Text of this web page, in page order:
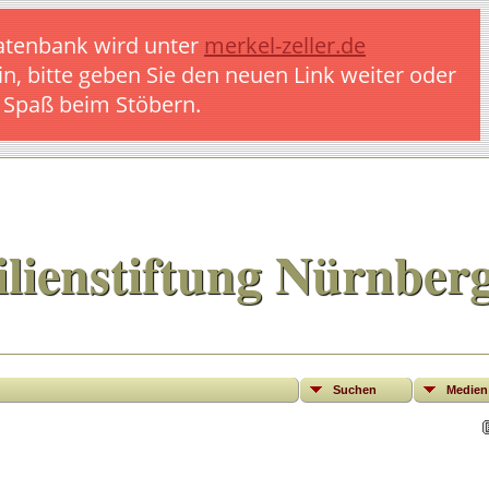
wird unter merkel-zeller.de
bitte geben Sie den neuen Link weiter oder
beim Stöbern.
Suchen Medien